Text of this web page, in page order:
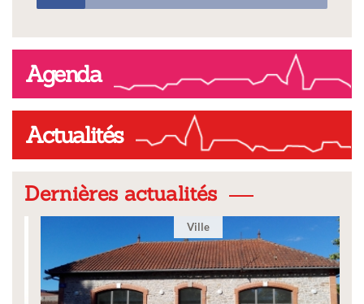
Agenda
Actualités
Dernières actualités
Ville